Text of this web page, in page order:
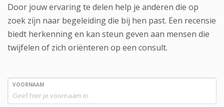
Door jouw ervaring te delen help je anderen die op
zoek zijn naar begeleiding die bij hen past. Een recensie
biedt herkenning en kan steun geven aan mensen die
twijfelen of zich oriënteren op een consult.
VOORNAAM